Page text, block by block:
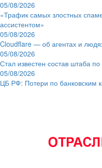
05/08/2026
«Трафик самых злостных
ассистентом»
05/08/2026
Cloudflare — об агентах и
05/08/2026
Стал известен состав штаба
05/08/2026
ЦБ РФ: Потери по банковским